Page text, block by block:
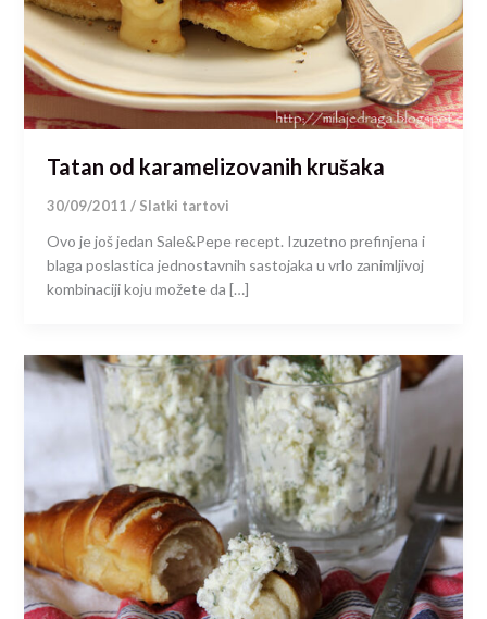
Tatan od karamelizovanih krušaka
30/09/2011 / Slatki tartovi
Ovo je još jedan Sale&Pepe recept. Izuzetno prefinjena i
blaga poslastica jednostavnih sastojaka u vrlo zanimljivoj
kombinaciji koju možete da […]